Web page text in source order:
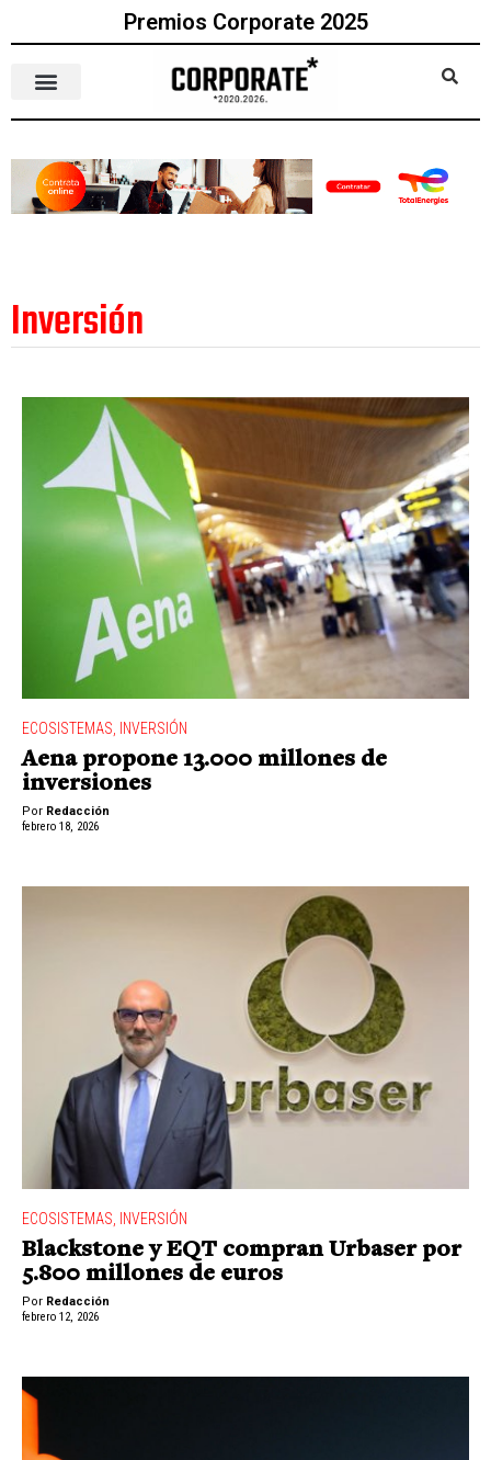
Premios Corporate 2025
Inversión
ECOSISTEMAS INVERSIÓN
Aena propone 13.000 millones de
inversiones
Por Redacción
febrero 18, 2026
ECOSISTEMAS INVERSIÓN
Blackstone y EQT compran Urbaser por
5.800 millones de euros
Por Redacción
febrero 12, 2026